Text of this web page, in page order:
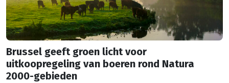
Brussel geeft groen licht voor
uitkoopregeling van boeren rond Natura
2000-gebieden